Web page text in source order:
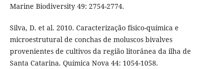
Marine Biodiversity 49: 2754-2774.
Silva, D. et al. 2010. Caracterização físico-química e
microestrutural de conchas de moluscos bivalves
provenientes de cultivos da região litorânea da ilha de
Santa Catarina. Química Nova 44: 1054-1058.